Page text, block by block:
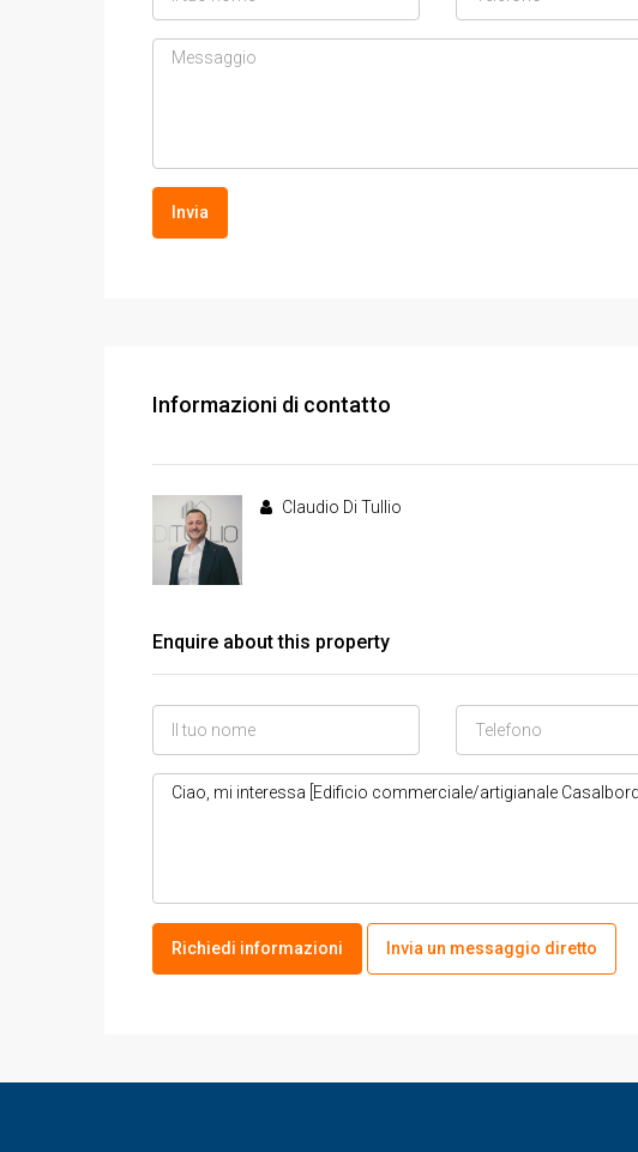
Invia
Informazioni di contatto
Claudio Di Tullio
Enquire about this property
Richiedi informazioni Invia un messaggio diretto